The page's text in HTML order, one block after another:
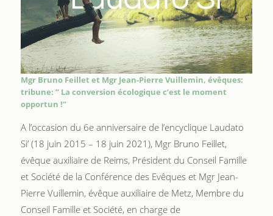
Mgr Bruno Feillet et Mgr Jean-Pierre Vuillemin, évêques:
tribune: ” La conversion écologique c’est le moment
opportun !”
A l’occasion du 6e anniversaire de l’encyclique Laudato
Si’ (18 juin 2015 – 18 juin 2021), Mgr Bruno Feillet,
évêque auxiliaire de Reims, Président du Conseil Famille
et Société de la Conférence des Evêques et Mgr Jean-
Pierre Vuillemin, évêque auxiliaire de Metz, Membre du
Conseil Famille et Société, en charge de